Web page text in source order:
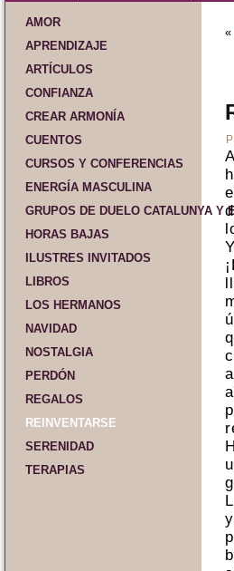
AMOR
APRENDIZAJE
ARTÍCULOS
CONFIANZA
CREAR ARMONÍA
CUENTOS
CURSOS Y CONFERENCIAS
ENERGÍA MASCULINA
GRUPOS DE DUELO CATALUNYA Y
HORAS BAJAS
ILUSTRES INVITADOS
LIBROS
LOS HERMANOS
NAVIDAD
NOSTALGIA
PERDÓN
REGALOS
REINVENTARSE
SERENIDAD
TERAPIAS
«